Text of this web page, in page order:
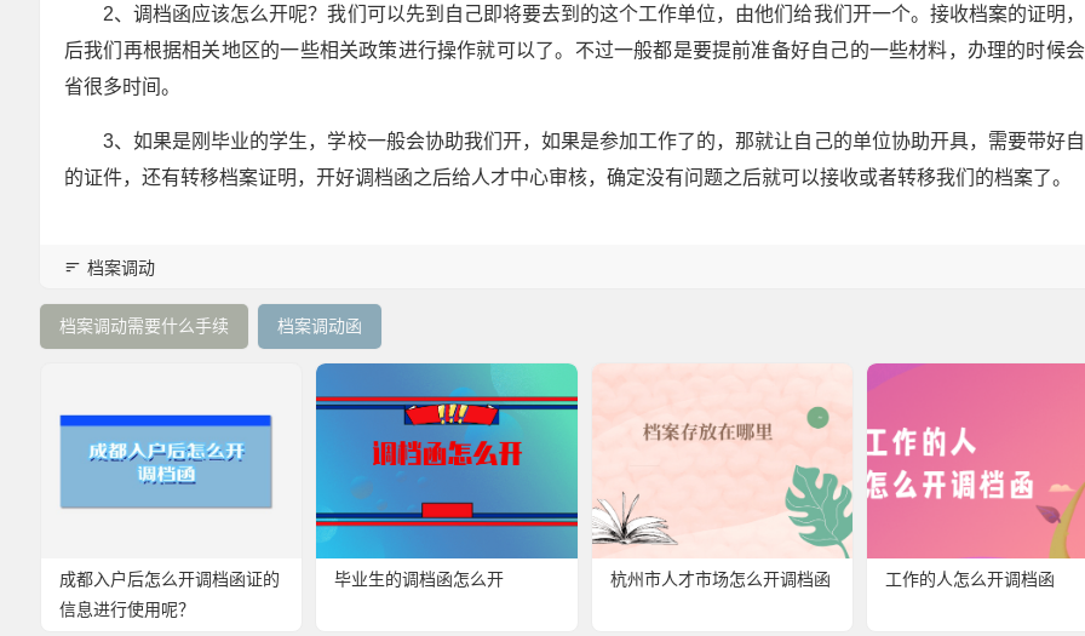
2、调档函应该怎么开呢？我们可以先到自己即将要去到的这个工作单位，由他们给我们开一个。接收档案的证明
后我们再根据相关地区的一些相关政策进行操作就可以了。不过一般都是要提前准备好自己的一些材料，办理的时候
省很多时间。
3、如果是刚毕业的学生，学校一般会协助我们开，如果是参加工作了的，那就让自己的单位协助开具，需要带好
的证件，还有转移档案证明，开好调档函之后给人才中心审核，确定没有问题之后就可以接收或者转移我们的档案了。
档案调动
档案调动需要什么手续 档案调动函
成都入户后怎么开调档函证的
信息进行使用呢？
毕业生的调档函怎么开 杭州市人才市场怎么开调档函 工作的人怎么开调档函